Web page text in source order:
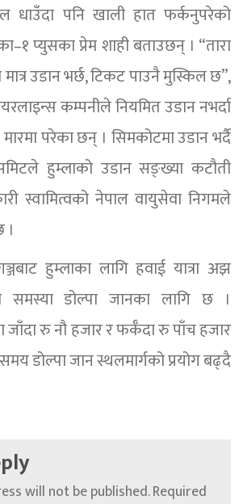
धाउँदा पनि खाली हात फर्कनुपरेको
प्युसका प्रेम शाही बताउछन् । “तारा
उडान भर्छ, टिकट पाउनै मुस्किल छ”,
कम्पनीले नियमित उडान नभर्दा
परेका छन् । सिमकोटमा उडान भर्दै
हुम्लाको उडान सङ्ख्या कटौती
स्वामित्वको नेपाल वायुसेवा निगमले
हुम्लाका लागि हवाई यात्रा अझ
डोल्पा जानका लागि छ ।
जाँदा रु नौ हजार र फर्कँदा रु पाँच हजार
डोल्पा जान स्थलमार्गको प्रयोग बढ्दै
will not be published.Required